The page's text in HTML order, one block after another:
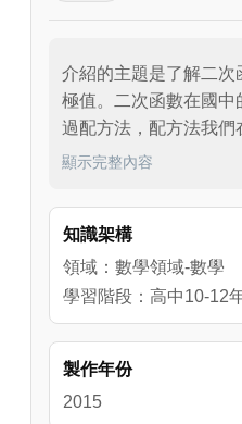
介紹的主題是了解二
極值。二次函數在國中
過配方法，配方法我們
圍限制的，只有開口向
在a與b之間，我們又
大值與最小值的問題呢?
顯示完整內容
知識架構
領域：數學領域-數學
學習階段：高中10-12
製作年份
2015